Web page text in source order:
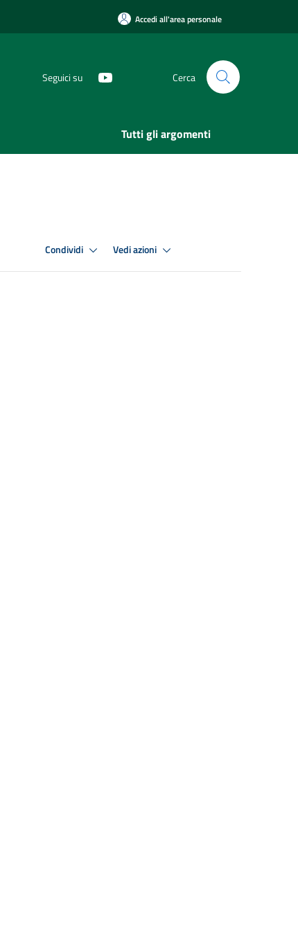
Accedi all'area personale
Seguici su Cerca
Tutti gli argomenti
Condividi Vedi azioni